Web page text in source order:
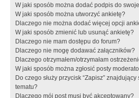
W jaki sposób można dodać podpis do
W jaki sposób można utworzyć ankietę?
Dlaczego nie można dodać więcej opcji
W jaki sposób zmienić lub usunąć ankietę?
Dlaczego nie mam dostępu do forum?
Dlaczego nie mogę dodawać załączników?
Dlaczego otrzymałem/otrzymałam
W jaki sposób można zgłosić posty
Do czego służy przycisk “Zapisz”
tematu?
Dlaczego mój post musi być akceptowany?